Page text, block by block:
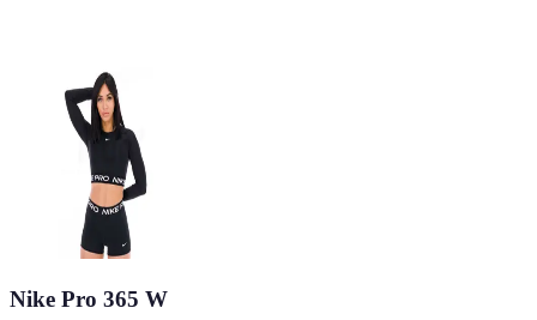
Nike Pro 365 W